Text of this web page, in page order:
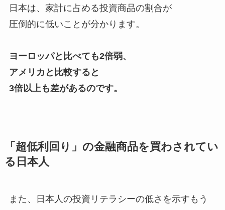
日本は、家計に占める投資商品の割合が
圧倒的に低いことが分かります。
ヨーロッパと比べても2倍弱、
アメリカと比較すると
3倍以上も差があるのです。
「超低利回り」の金融商品を買わされてい
る日本人
また、日本人の投資リテラシーの低さを示すもう